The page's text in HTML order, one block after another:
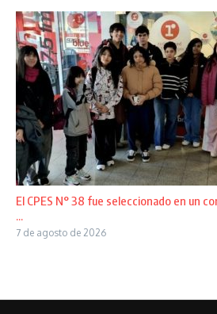
El CPES N° 38 fue seleccionado en un
...
7 de agosto de 2026